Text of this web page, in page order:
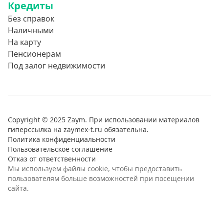
Отдых
Свадьбы
Целевые кредиты
Ремонт автомобиля
Кредиты
Без справок
Наличными
На карту
Пенсионерам
Под залог недвижимости
Copyright © 2025 Zaym. При использовании материалов
гиперссылка на zaymex-t.ru обязательна.
Политика конфиденциальности
Пользовательское соглашение
Отказ от ответственности
Мы используем файлы cookie, чтобы предоставить
пользователям больше возможностей при посещении
сайта.